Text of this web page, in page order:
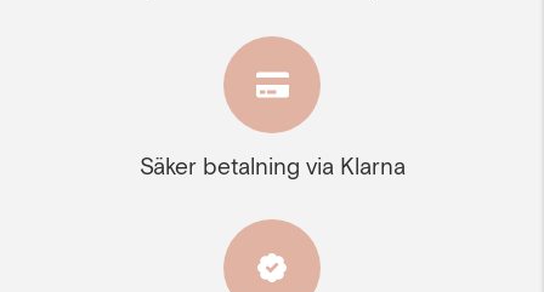
Säker betalning via Klarna